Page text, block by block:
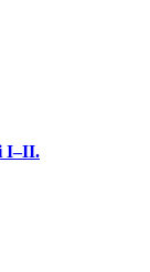
I–II.